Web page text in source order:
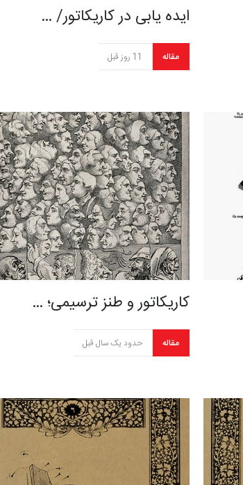
ایده یابی در کاریکاتور/ …
مقاله 11 روز قبل
کاریکاتور و طنز ترسیمی؛ …
مقاله حدود یک سال قبل